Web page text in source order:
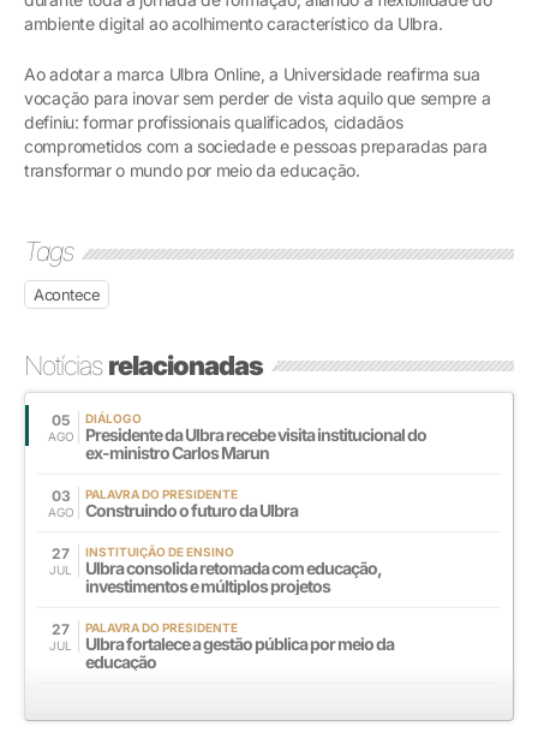
ambiente digital ao acolhimento característico da Ulbra.
Ao adotar a marca Ulbra Online, a Universidade reafirma sua
vocação para inovar sem perder de vista aquilo que sempre a
definiu: formar profissionais qualificados, cidadãos
comprometidos com a sociedade e pessoas preparadas para
transformar o mundo por meio da educação.
Tags
Acontece
Notíciasrelacionadas
05
AGO
DIÁLOGO
Presidente da Ulbra recebe visita institucional do
ex-ministro Carlos Marun
03
AGO
PALAVRA DO PRESIDENTE
Construindo o futuro da Ulbra
27
JUL
INSTITUIÇÃO DE ENSINO
Ulbra consolida retomada com educação,
investimentos e múltiplos projetos
27
JUL
PALAVRA DO PRESIDENTE
Ulbra fortalece a gestão pública por meio da
educação